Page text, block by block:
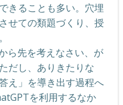
きることも多い。穴埋
せての類題づくり、授
ら先を考えなさい、が
だし、ありきたりな
え」を導き出す過程へ
を利用するなか